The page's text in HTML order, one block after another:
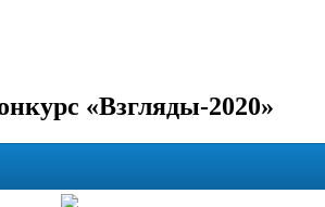
«Взгляды-2020»